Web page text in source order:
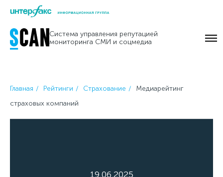
Skip
content
Система управления репутацией
мониторинга СМИ и соцмедиа
Главная Рейтинги Страхование
Медиарейтинг
страховых компаний
19.06.2025